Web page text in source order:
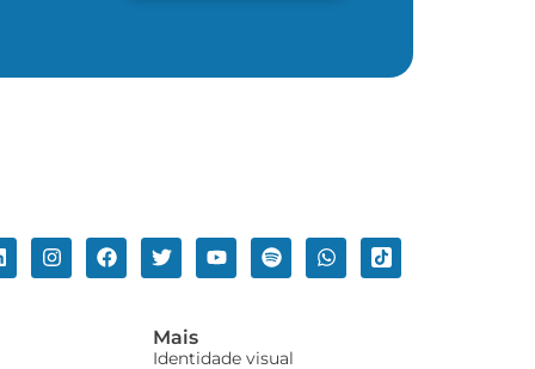
Mais
Identidade visual